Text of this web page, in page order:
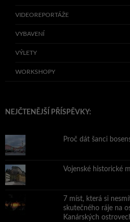
VIDEOREPORTÁŽE
VYBAVENÍ
VÝLETY
WORKSHOPY
NEJČTENĚJŠÍ PŘÍSPĚVKY:
Proč dát šanci
Vojenské historické
7 míst, která si
skutečného ráje na
Kanárských